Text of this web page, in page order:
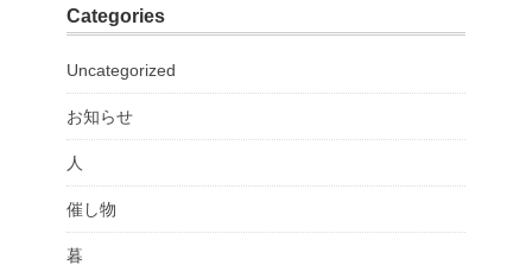
Categories
Uncategorized
お知らせ
人
催し物
暮